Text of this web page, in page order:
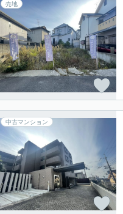
売地
中古マンション